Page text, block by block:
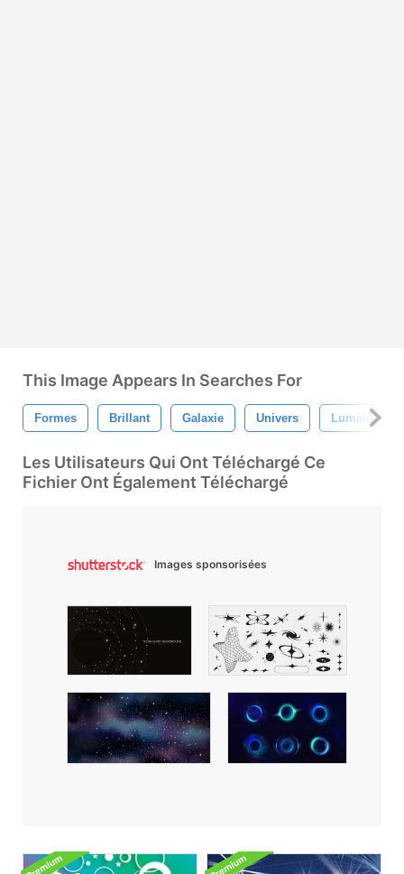
This Image Appears In Searches For
Formes Brillant Galaxie Univers Lumière
Les Utilisateurs Qui Ont Téléchargé Ce
Fichier Ont Également Téléchargé
Images sponsorisées